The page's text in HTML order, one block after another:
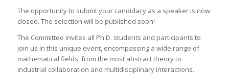
The opportunity to submit your candidacy as a speaker is now
closed. The selection will be published soon!
The Committee invites all Ph.D. students and participants to
join us in this unique event, encompassing a wide range of
mathematical fields, from the most abstract theory to
industrial collaboration and multidisciplinary interactions.